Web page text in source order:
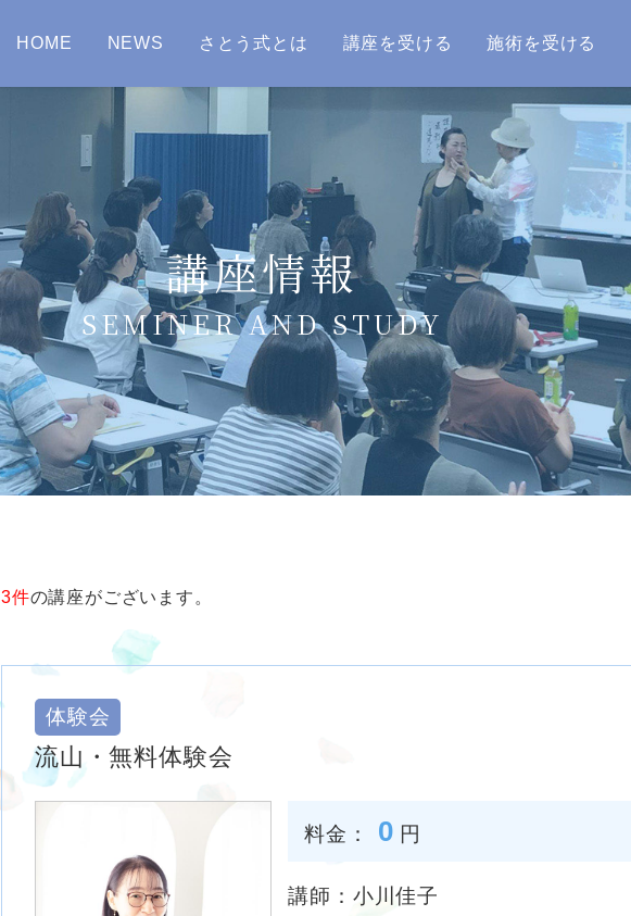
HOME NEWS さとう式とは 講座を受ける 施術を受ける
講座情報
SEMINER AND STUDY
3件の講座がございます。
体験会
流山・無料体験会
料金： 0 円
講師：小川佳子